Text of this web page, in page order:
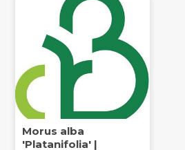
Morus alba
'Platanifolia' |